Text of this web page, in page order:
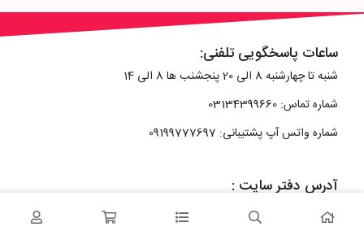
ساعات پاسخگویی تلفنی:
شنبه تا چهارشنبه 8 الی 20 پنجشنب ها 8 الی 14
شماره تماس: 03134399660
شماره واتس آپ پشتیبانی: 09199777697
آدرس دفتر سایت :
اصفهان، خیابان رزمندگان، کوچه شماره سه فرعی 2 پلاک 10